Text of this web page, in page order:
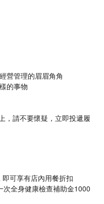
營管理的眉眉角角
的事物
，請不要懷疑，立即投遞履
可享有店內用餐折扣
全身健康檢查補助金1000